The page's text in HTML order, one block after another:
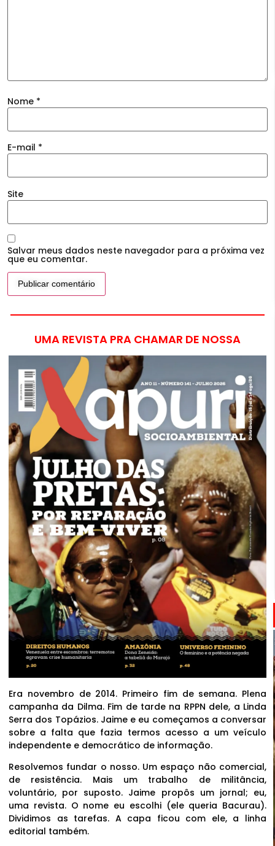
Nome *
E-mail *
Site
Salvar meus dados neste navegador para a próxima vez
que eu comentar.
UMA REVISTA PRA CHAMAR DE NOSSA
Era novembro de 2014. Primeiro fim de semana. Plena
campanha da Dilma. Fim de tarde na RPPN dele, a Linda
Serra dos Topázios. Jaime e eu começamos a conversar
sobre a falta que fazia termos acesso a um veículo
independente e democrático de informação.
Resolvemos fundar o nosso. Um espaço não comercial,
de resistência. Mais um trabalho de militância,
voluntário, por suposto. Jaime propôs um jornal; eu,
uma revista. O nome eu escolhi (ele queria Bacurau).
Dividimos as tarefas. A capa ficou com ele, a linha
editorial também.